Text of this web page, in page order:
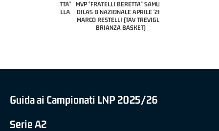
MVP "FRATELLI BERETTA" SAMUEL
DILAS B NAZIONALE APRILE '26 -
MARCO RESTELLI (TAV TREVIGLIO
BRIANZA BASKET)
Guida ai Campionati LNP 2025/26
Serie A2